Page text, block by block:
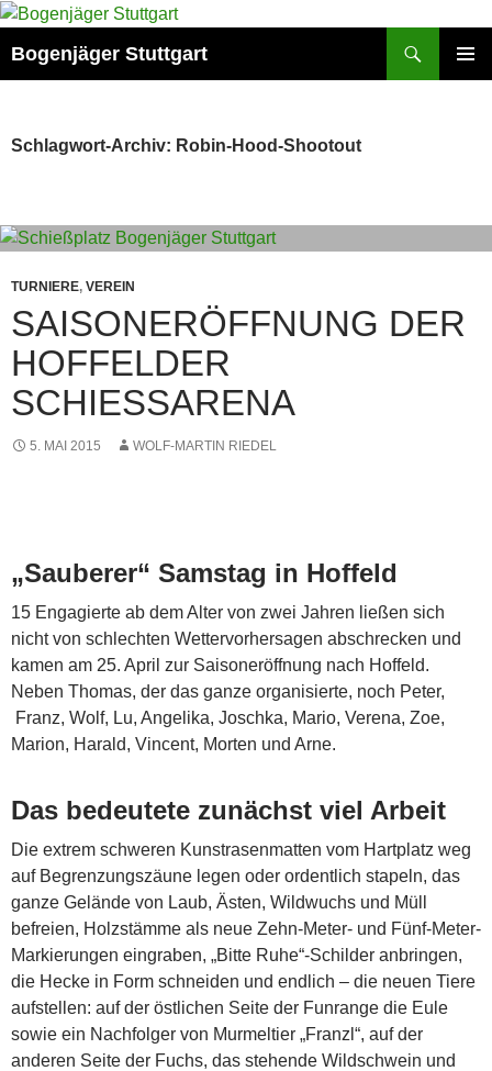
Zum
springen
Bogenjäger Stuttgart
Schlagwort-Archiv: Robin-Hood-Shootout
TURNIERE, VEREIN
SAISONERÖFFNUNG DER
HOFFELDER
SCHIESSARENA
5. MAI 2015 WOLF-MARTIN RIEDEL
„Sauberer“ Samstag in Hoffeld
15 Engagierte ab dem Alter von zwei Jahren ließen sich
nicht von schlechten Wettervorhersagen abschrecken und
kamen am 25. April zur Saisoneröffnung nach Hoffeld.
Neben Thomas, der das ganze organisierte, noch Peter,
Franz, Wolf, Lu, Angelika, Joschka, Mario, Verena, Zoe,
Marion, Harald, Vincent, Morten und Arne.
Das bedeutete zunächst viel Arbeit
Die extrem schweren Kunstrasenmatten vom Hartplatz weg
auf Begrenzungszäune legen oder ordentlich stapeln, das
ganze Gelände von Laub, Ästen, Wildwuchs und Müll
befreien, Holzstämme als neue Zehn-Meter- und Fünf-Meter-
Markierungen eingraben, „Bitte Ruhe“-Schilder anbringen,
die Hecke in Form schneiden und endlich – die neuen Tiere
aufstellen: auf der östlichen Seite der Funrange die Eule
sowie ein Nachfolger von Murmeltier „Franzl“, auf der
anderen Seite der Fuchs, das stehende Wildschwein und